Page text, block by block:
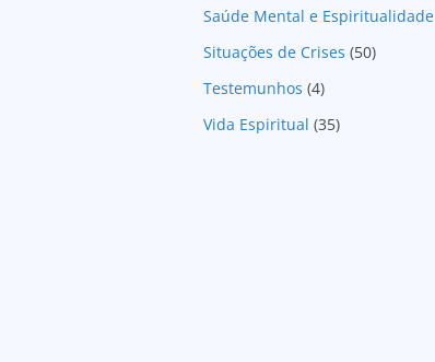
Saúde Mental e Espiritualidade
Situações de Crises (50)
Testemunhos (4)
Vida Espiritual (35)